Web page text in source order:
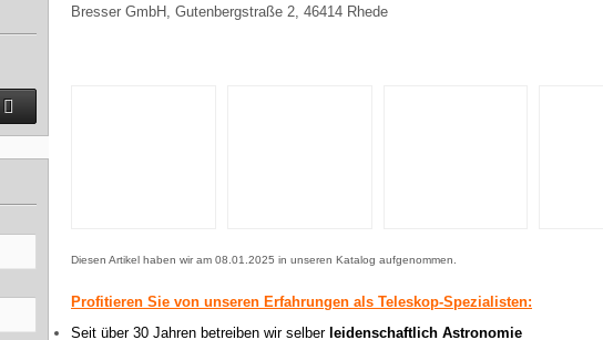
Bresser GmbH, Gutenbergstraße 2, 46414 Rhede
Diesen Artikel haben wir am 08.01.2025 in unseren Katalog aufgenommen.
Profitieren Sie von unseren Erfahrungen als Teleskop-Spezialisten:
Seit über 30 Jahren betreiben wir selber leidenschaftlich Astronomie